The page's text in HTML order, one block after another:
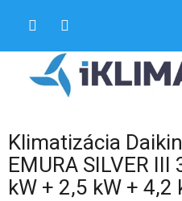
Klimatizácia
EMURA SILVER
kW + 2,5 kW + 4,2